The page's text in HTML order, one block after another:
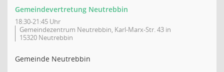
Gemeindevertretung Neutrebbin
18:30-21:45 Uhr
Gemeindezentrum Neutrebbin, Karl-Marx-Str. 43 in
15320 Neutrebbin
Gemeinde Neutrebbin